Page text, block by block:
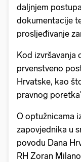
daljnjem
dokumentacije
prosljeđivanje
Kod
prvenstveno
Hrvatske, kao
pravnog
O optužnicama
zapovjednika u
povodu Dana
RH Zoran